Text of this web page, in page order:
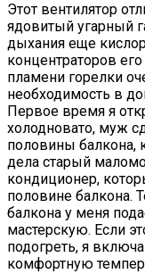
Этот вентилятор
ядовитый угарный
дыхания еще
концентраторов
пламени горелки
необходимость в
Первое время я
холодновато, муж
половины балкона,
дела старый
кондиционер,
половине балкона.
балкона у меня
мастерскую. Если
подогреть, я
комфортную